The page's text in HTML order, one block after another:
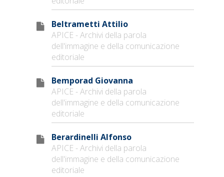
Beltrametti Attilio
APICE - Archivi della parola
dell'immagine e della comunicazione
editoriale
Bemporad Giovanna
APICE - Archivi della parola
dell'immagine e della comunicazione
editoriale
Berardinelli Alfonso
APICE - Archivi della parola
dell'immagine e della comunicazione
editoriale